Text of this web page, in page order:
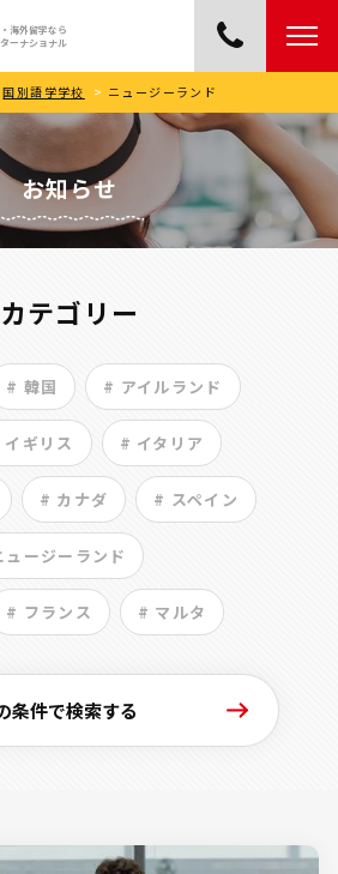
海外留学なら
ーナショナル
国別語学学校 > ニュージーランド
お知らせ
カテゴリー
# 韓国 # アイルランド
ギリス # イタリア
# カナダ # スペイン
ージーランド
# フランス # マルタ
条件で検索する